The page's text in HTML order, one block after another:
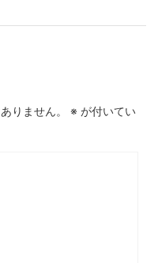
りません。 ※ が付いてい